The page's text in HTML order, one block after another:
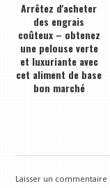
Arrêtez d'acheter
des engrais
coûteux – obtenez
une pelouse verte
et luxuriante avec
cet aliment de base
bon marché
Laisser un commentaire